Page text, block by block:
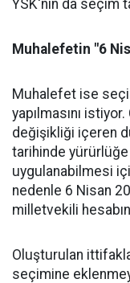
YSK'nın da seçim
Muhalefetin "6
Muhalefet ise
yapılmasını
değişikliği içeren
tarihinde
uygulanabilmesi
nedenle 6 Nisan
milletvekili
Oluşturulan
seçimine